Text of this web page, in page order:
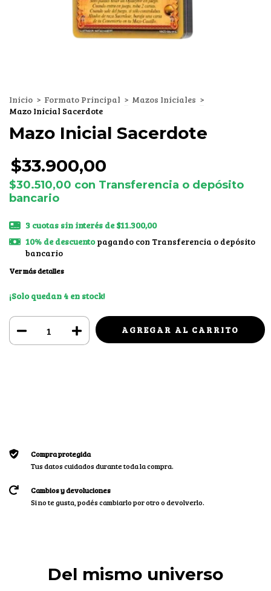
Inicio > Formato Principal > Mazos Iniciales >
Mazo Inicial Sacerdote
Mazo Inicial Sacerdote
$33.900,00
$30.510,00 con Transferencia o depósito
bancario
3 cuotas sin interés de$11.300,00
10% de descuentopagando con Transferencia o depósito
bancario
Ver más detalles
¡Solo quedan 4 en stock!
Compra protegida
Tus datos cuidados durante toda la compra.
Cambios y devoluciones
Si no te gusta, podés cambiarlo por otro o devolverlo.
Del mismo universo